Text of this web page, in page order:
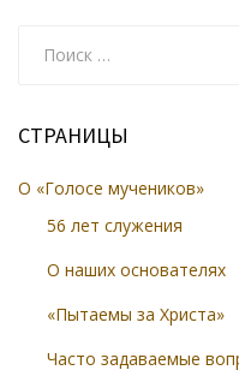
СТРАНИЦЫ
О «Голосе мучеников»
56 лет служения
О наших основателях
«Пытаемы за Христа»
Часто задаваемые